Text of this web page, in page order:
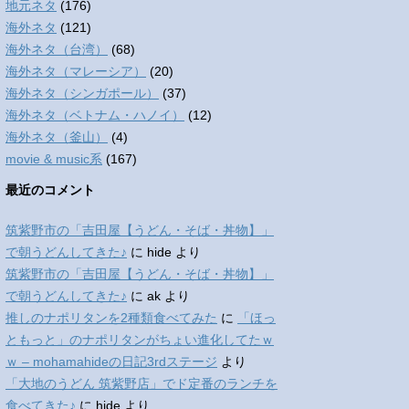
地元ネタ (176)
海外ネタ (121)
海外ネタ（台湾）
(68)
海外ネタ（マレーシア）
(20)
海外ネタ（シンガポール）
(37)
海外ネタ（ベトナム・ハノイ）
(12)
海外ネタ（釜山）
(4)
movie & music系 (167)
最近のコメント
筑紫野市の「吉田屋【うどん・そば・丼物】」
で朝うどんしてきた♪ に hide より
筑紫野市の「吉田屋【うどん・そば・丼物】」
で朝うどんしてきた♪ に ak より
推しのナポリタンを2種類食べてみた に
「ほっ
ともっと」のナポリタンがちょい進化してたｗ
ｗ – mohamahideの日記3rdステージ より
「大地のうどん 筑紫野店」でド定番のランチを
食べてきた♪ に hide より